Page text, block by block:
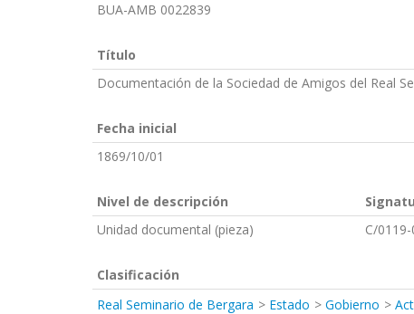
BUA-AMB 0022839
Título
Documentación de la Sociedad de Amigos del Real
Fecha inicial
1869/10/01
Nivel de descripción
Unidad documental (pieza)
C/0119-
Clasificación
Real Seminario de Bergara
Estado Gobierno